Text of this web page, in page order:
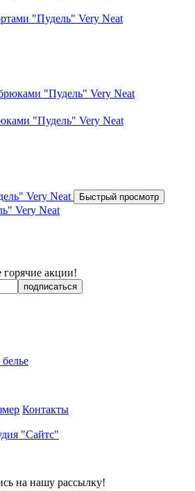
"Пудель" Very Neat
"Пудель" Very Neat
Быстрый просмотр
Very Neat
акции!
Контакты
на нашу рассылку!